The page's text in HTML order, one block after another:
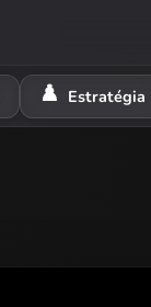
♟️ Estratégia